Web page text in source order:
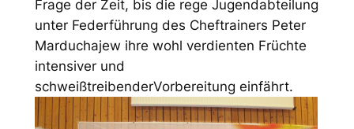
Frage der Zeit, bis die rege Jugendabteilung
unter Federführung des Cheftrainers Peter
Marduchajew ihre wohl verdienten Früchte
intensiver und
schweißtreibenderVorbereitung einfährt.